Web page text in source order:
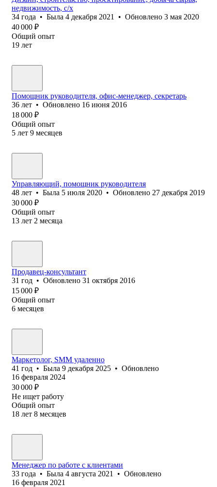
недвижимость, с/х
34 года • Была 4 декабря 2021 • Обновлено 3 мая 2020
40 000 ₽
Общий опыт
19 лет
Помощник руководителя, офис-менеджер, секретарь
36 лет • Обновлено 16 июня 2016
18 000 ₽
Общий опыт
5 лет 9 месяцев
Управляющий, помощник руководителя
48 лет • Была 5 июля 2020 • Обновлено 27 декабря 2019
30 000 ₽
Общий опыт
13 лет 2 месяца
Продавец-консультант
31 год • Обновлено 31 октября 2016
15 000 ₽
Общий опыт
6 месяцев
Маркетолог, SMM удаленно
41 год • Была 9 декабря 2025 • Обновлено
16 февраля 2024
30 000 ₽
Не ищет работу
Общий опыт
18 лет 8 месяцев
Менеджер по работе с клиентами
33 года • Была 4 августа 2021 • Обновлено
16 февраля 2021